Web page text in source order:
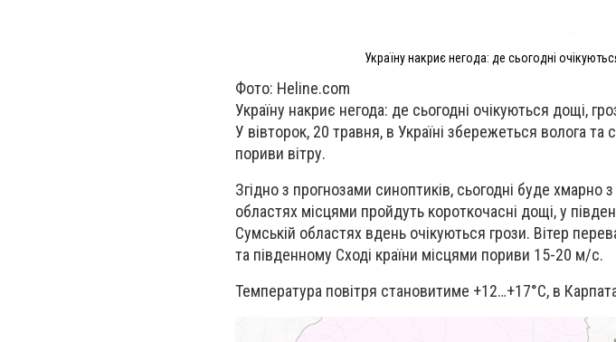
Україну накриє негода: де сьогодні
Фото: Heline.com
Україну накриє негода: де сьогодні очікуються дощі,
У вівторок, 20 травня, в Україні збережеться волога
пориви вітру.
Згідно з прогнозами синоптиків, сьогодні буде хмарно з
областях місцями пройдуть короткочасні дощі, у
Сумській областях вдень очікуються грози. Вітер
та південному Сході країни місцями пориви 15-20 м/с.
Температура повітря становитиме +12…+17°C, в